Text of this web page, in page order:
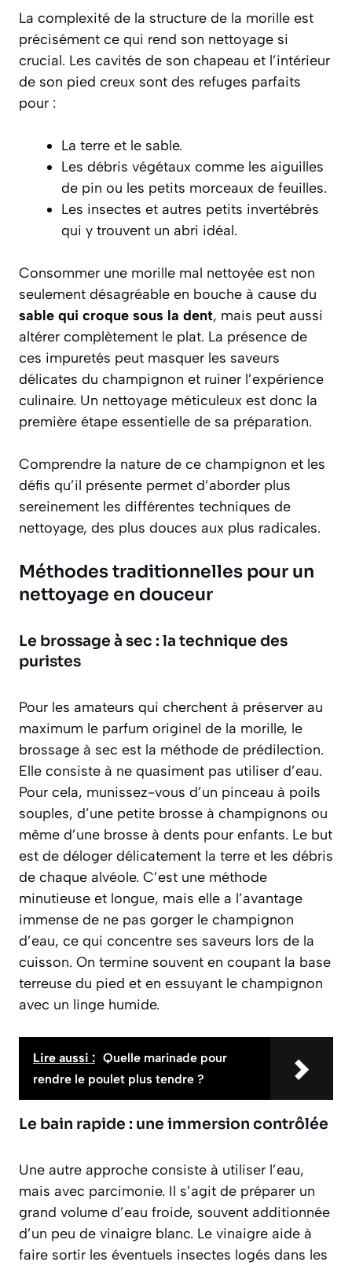
La complexité de la structure de la morille est
précisément ce qui rend son nettoyage si
crucial. Les cavités de son chapeau et l’intérieur
de son pied creux sont des refuges parfaits
pour :
La terre et le sable.
Les débris végétaux comme les aiguilles
de pin ou les petits morceaux de feuilles.
Les insectes et autres petits invertébrés
qui y trouvent un abri idéal.
Consommer une morille mal nettoyée est non
seulement désagréable en bouche à cause du
sable qui croque sous la dent, mais peut aussi
altérer complètement le plat. La présence de
ces impuretés peut masquer les saveurs
délicates du champignon et ruiner l’expérience
culinaire. Un nettoyage méticuleux est donc la
première étape essentielle de sa préparation.
Comprendre la nature de ce champignon et les
défis qu’il présente permet d’aborder plus
sereinement les différentes techniques de
nettoyage, des plus douces aux plus radicales.
Méthodes traditionnelles pour un
nettoyage en douceur
Le brossage à sec : la technique des
puristes
Pour les amateurs qui cherchent à préserver au
maximum le parfum originel de la morille, le
brossage à sec est la méthode de prédilection.
Elle consiste à ne quasiment pas utiliser d’eau.
Pour cela, munissez-vous d’un pinceau à poils
souples, d’une petite brosse à champignons ou
même d’une brosse à dents pour enfants. Le but
est de déloger délicatement la terre et les débris
de chaque alvéole. C’est une méthode
minutieuse et longue, mais elle a l’avantage
immense de ne pas gorger le champignon
d’eau, ce qui concentre ses saveurs lors de la
cuisson. On termine souvent en coupant la base
terreuse du pied et en essuyant le champignon
avec un linge humide.
Lire aussi : Quelle marinade pour
rendre le poulet plus tendre ?
Le bain rapide : une immersion contrôlée
Une autre approche consiste à utiliser l’eau,
mais avec parcimonie. Il s’agit de préparer un
grand volume d’eau froide, souvent additionnée
d’un peu de vinaigre blanc. Le vinaigre aide à
faire sortir les éventuels insectes logés dans les